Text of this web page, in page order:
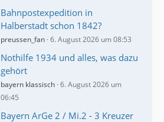
Bahnpostexpedition in
Halberstadt schon 1842?
preussen_fan 6. August 2026 um 08:53
Nothilfe 1934 und alles, was dazu
gehört
bayern klassisch 6. August 2026 um
06:45
Bayern ArGe 2 / Mi.2 - 3 Kreuzer